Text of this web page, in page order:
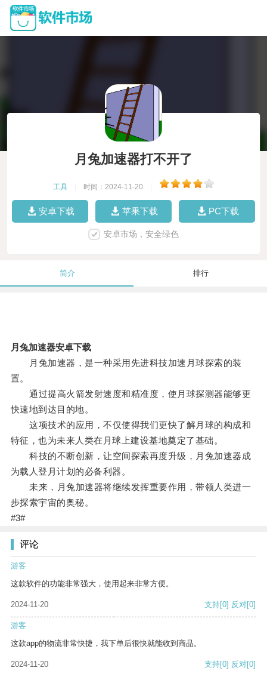
月兔加速器打不开了
工具 时间：2024-11-20
安卓下载 苹果下载 PC下载
安卓市场，安全绿色
简介 排行
月兔加速器安卓下载
月兔加速器，是一种采用先进科技加速月球探索的装
置。
通过提高火箭发射速度和精准度，使月球探测器能够更
快速地到达目的地。
这项技术的应用，不仅使得我们更快了解月球的构成和
特征，也为未来人类在月球上建设基地奠定了基础。
科技的不断创新，让空间探索再度升级，月兔加速器成
为载人登月计划的必备利器。
未来，月兔加速器将继续发挥重要作用，带领人类进一
步探索宇宙的奥秘。
#3#
评论
游客
这款软件的功能非常强大，使用起来非常方便。
2024-11-20 支持[0] 反对[0]
游客
这款app的物流非常快捷，我下单后很快就能收到商品。
2024-11-20 支持[0] 反对[0]